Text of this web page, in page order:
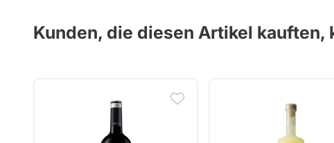
Kunden, die diesen Artikel kauften,